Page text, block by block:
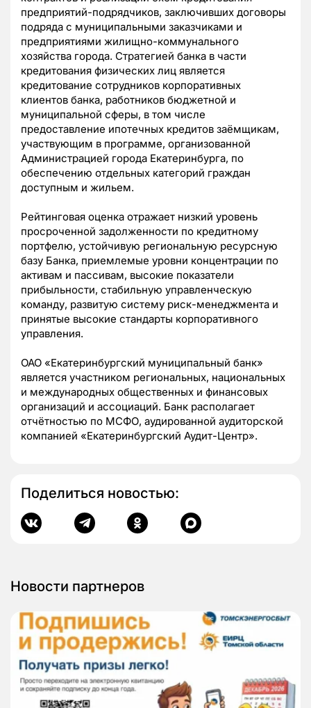
предприятий-подрядчиков, заключивших договоры
подряда с муниципальными заказчиками и
предприятиями жилищно-коммунального
хозяйства города. Стратегией банка в части
кредитования физических лиц является
кредитование сотрудников корпоративных
клиентов банка, работников бюджетной и
муниципальной сферы, в том числе
предоставление ипотечных кредитов заёмщикам,
участвующим в программе, организованной
Администрацией города Екатеринбурга, по
обеспечению отдельных категорий граждан
доступным и жильем.
Рейтинговая оценка отражает низкий уровень
просроченной задолженности по кредитному
портфелю, устойчивую региональную ресурсную
базу Банка, приемлемые уровни концентрации по
активам и пассивам, высокие показатели
прибыльности, стабильную управленческую
команду, развитую систему риск-менеджмента и
принятые высокие стандарты корпоративного
управления.
ОАО «Екатеринбургский муниципальный банк»
является участником региональных, национальных
и международных общественных и финансовых
организаций и ассоциаций. Банк располагает
отчётностью по МСФО, аудированной аудиторской
компанией «Екатеринбургский Аудит-Центр».
Поделиться новостью:
Новости партнеров